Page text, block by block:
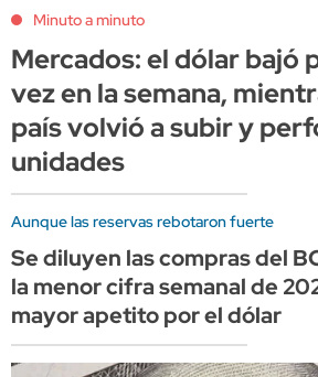
Minuto a minuto
Mercados: el dólar bajó
vez en la semana,
país volvió a subir y
unidades
Aunque las reservas rebotaron fuerte
Se diluyen las compras del
la menor cifra semanal de
mayor apetito por el dólar